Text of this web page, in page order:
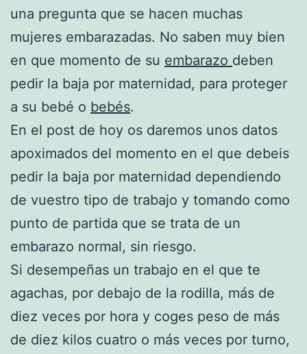
una pregunta que se hacen muchas
mujeres embarazadas. No saben muy bien
en que momento de su embarazo deben
pedir la baja por maternidad, para proteger
a su bebé o bebés.
En el post de hoy os daremos unos datos
apoximados del momento en el que debeis
pedir la baja por maternidad dependiendo
de vuestro tipo de trabajo y tomando como
punto de partida que se trata de un
embarazo normal, sin riesgo.
Si desempeñas un trabajo en el que te
agachas, por debajo de la rodilla, más de
diez veces por hora y coges peso de más
de diez kilos cuatro o más veces por turno,